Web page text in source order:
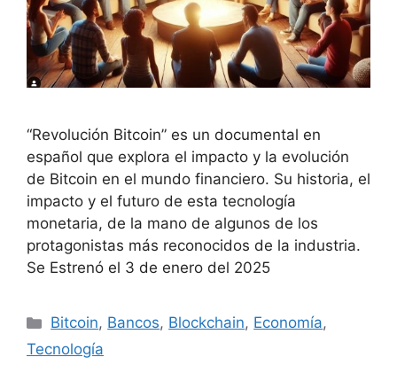
“Revolución Bitcoin” es un documental en
español que explora el impacto y la evolución
de Bitcoin en el mundo financiero. Su historia, el
impacto y el futuro de esta tecnología
monetaria, de la mano de algunos de los
protagonistas más reconocidos de la industria.
Se Estrenó el 3 de enero del 2025
Bitcoin, Bancos, Blockchain, Economía,
Tecnología